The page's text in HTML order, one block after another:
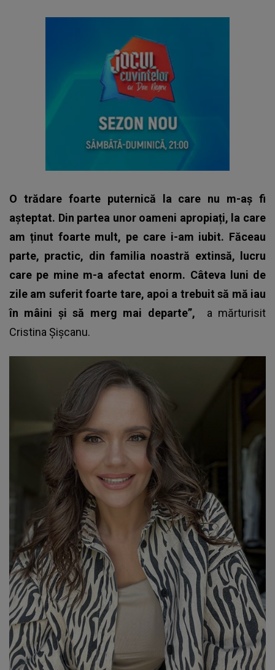
O trădare foarte puternică la care nu m-aș fi
așteptat. Din partea unor oameni apropiați, la care
am ținut foarte mult, pe care i-am iubit. Făceau
parte, practic, din familia noastră extinsă, lucru
care pe mine m-a afectat enorm. Câteva luni de
zile am suferit foarte tare, apoi a trebuit să mă iau
în mâini și să merg mai departe”,
a mărturisit
Cristina Șișcanu.